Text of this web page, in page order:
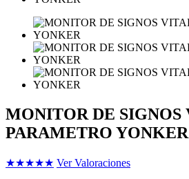
MONITOR DE SIGNOS
PARAMETRO YONKER
★★★★★ Ver Valoraciones